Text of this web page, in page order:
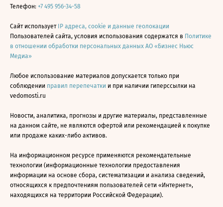
Телефон: +7 495 956-34-58
Сайт использует IP адреса, cookie и данные геолокации
Пользователей сайта, условия использования содержатся в Политике
в отношении обработки персональных данных АО «Бизнес Ньюс
Медиа»
Любое использование материалов допускается только при
соблюдении правил перепечатки и при наличии гиперссылки на
vedomosti.ru
Новости, аналитика, прогнозы и другие материалы, представленные
на данном сайте, не являются офертой или рекомендацией к покупке
или продаже каких-либо активов.
На информационном ресурсе применяются рекомендательные
технологии (информационные технологии предоставления
информации на основе сбора, систематизации и анализа сведений,
относящихся к предпочтениям пользователей сети «Интернет»,
находящихся на территории Российской Федерации).